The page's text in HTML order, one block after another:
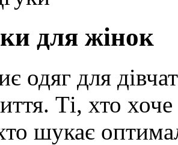
для жінок
одяг для
Ті, хто
шукає